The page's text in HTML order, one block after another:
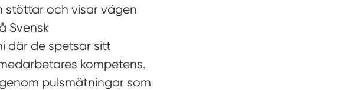
stöttar och visar vägen
Svensk
där de spetsar sitt
kompetens.
pulsmätningar som